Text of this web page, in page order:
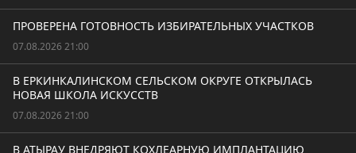
ПРОВЕРЕНА ГОТОВНОСТЬ ИЗБИРАТЕЛЬНЫХ УЧАСТКОВ
07.08.2026 21:00
В ЕРКИНКАЛИНСКОМ СЕЛЬСКОМ ОКРУГЕ ОТКРЫЛАСЬ
НОВАЯ ШКОЛА ИСКУССТВ
07.08.2026 21:00
В АТЫРАУ ВНЕДРЯЮТ КОХЛЕАРНУЮ ИМПЛАНТАЦИЮ